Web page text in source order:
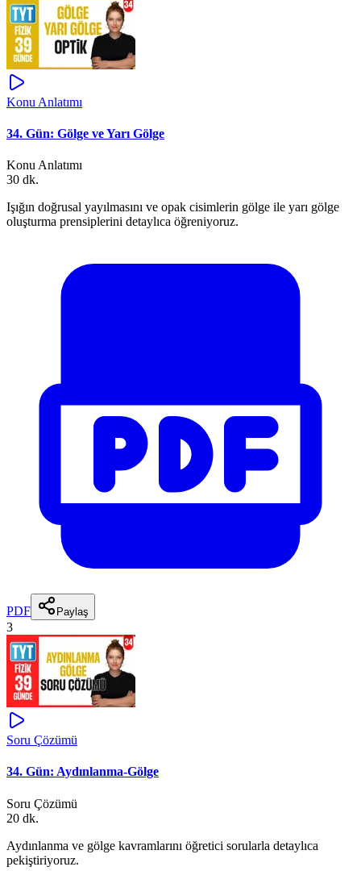
Konu Anlatımı
34. Gün: Gölge ve Yarı Gölge
Konu Anlatımı
30 dk.
Işığın doğrusal yayılmasını ve opak cisimlerin gölge ile yarı gölge
oluşturma prensiplerini detaylıca öğreniyoruz.
PDF Paylaş
3
Soru Çözümü
34. Gün: Aydınlanma-Gölge
Soru Çözümü
20 dk.
Aydınlanma ve gölge kavramlarını öğretici sorularla detaylıca
pekiştiriyoruz.